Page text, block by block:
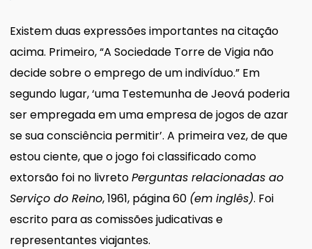
Existem duas expressões importantes na citação
acima. Primeiro, “A Sociedade Torre de Vigia não
decide sobre o emprego de um indivíduo.” Em
segundo lugar, ‘uma Testemunha de Jeová poderia
ser empregada em uma empresa de jogos de azar
se sua consciência permitir’. A primeira vez, de que
estou ciente, que o jogo foi classificado como
extorsão foi no livretoPerguntas relacionadas ao
Serviço do Reino, 1961, página 60 (em inglês). Foi
escrito para as comissões judicativas e
representantes viajantes.